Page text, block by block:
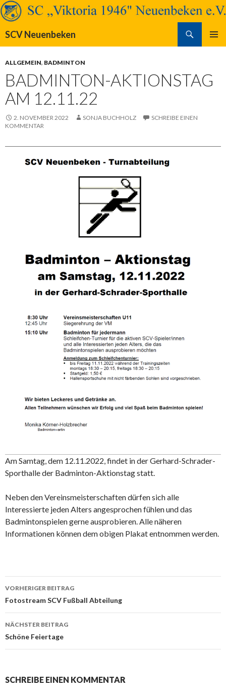
SCV Neuenbeken
INHALT
ALLGEMEIN, BADMINTON
BADMINTON-AKTIONSTAG
AM 12.11.22
2. NOVEMBER 2022 SONJA BUCHHOLZ
SCHREIBE EINEN
KOMMENTAR
Am Samtag, dem 12.11.2022, findet in der Gerhard-Schrader-
Sporthalle der Badminton-Aktionstag statt.
Neben den Vereinsmeisterschaften dürfen sich alle
Interessierte jeden Alters angesprochen fühlen und das
Badmintonspielen gerne ausprobieren. Alle näheren
Informationen können dem obigen Plakat entnommen werden.
Beitrags-
Navigation
VORHERIGER BEITRAG
Fotostream SCV Fußball Abteilung
NÄCHSTER BEITRAG
Schöne Feiertage
SCHREIBE EINEN KOMMENTAR